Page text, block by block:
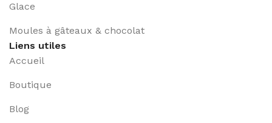
Glace
Moules à gâteaux & chocolat
Liens utiles
Accueil
Boutique
Blog